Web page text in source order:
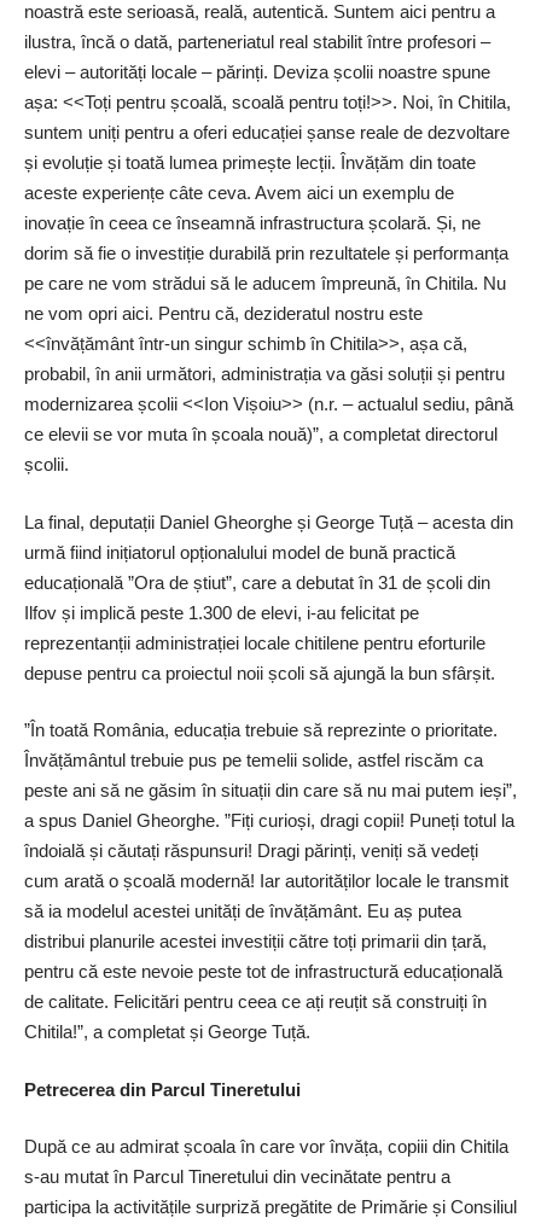
noastră este serioasă, reală, autentică. Suntem aici pentru a
ilustra, încă o dată, parteneriatul real stabilit între profesori –
elevi – autorități locale – părinți. Deviza școlii noastre spune
așa: <<Toți pentru școală, scoală pentru toți!>>. Noi, în Chitila,
suntem uniți pentru a oferi educației șanse reale de dezvoltare
și evoluție și toată lumea primește lecții. Învățăm din toate
aceste experiențe câte ceva. Avem aici un exemplu de
inovație în ceea ce înseamnă infrastructura școlară. Și, ne
dorim să fie o investiție durabilă prin rezultatele și performanța
pe care ne vom strădui să le aducem împreună, în Chitila. Nu
ne vom opri aici. Pentru că, dezideratul nostru este
<<învățământ într-un singur schimb în Chitila>>, așa că,
probabil, în anii următori, administrația va găsi soluții și pentru
modernizarea școlii <<Ion Vișoiu>> (n.r. – actualul sediu, până
ce elevii se vor muta în școala nouă)”, a completat directorul
școlii.
La final, deputații Daniel Gheorghe și George Tuță – acesta din
urmă fiind inițiatorul opționalului model de bună practică
educațională ”Ora de știut”, care a debutat în 31 de școli din
Ilfov și implică peste 1.300 de elevi, i-au felicitat pe
reprezentanții administrației locale chitilene pentru eforturile
depuse pentru ca proiectul noii școli să ajungă la bun sfârșit.
”În toată România, educația trebuie să reprezinte o prioritate.
Învățământul trebuie pus pe temelii solide, astfel riscăm ca
peste ani să ne găsim în situații din care să nu mai putem ieși”,
a spus Daniel Gheorghe. ”Fiți curioși, dragi copii! Puneți totul la
îndoială și căutați răspunsuri! Dragi părinți, veniți să vedeți
cum arată o școală modernă! Iar autorităților locale le transmit
să ia modelul acestei unități de învățământ. Eu aș putea
distribui planurile acestei investiții către toți primarii din țară,
pentru că este nevoie peste tot de infrastructură educațională
de calitate. Felicitări pentru ceea ce ați reuțit să construiți în
Chitila!”, a completat și George Tuță.
Petrecerea din Parcul Tineretului
După ce au admirat școala în care vor învăța, copiii din Chitila
s-au mutat în Parcul Tineretului din vecinătate pentru a
participa la activitățile surpriză pregătite de Primărie și Consiliul